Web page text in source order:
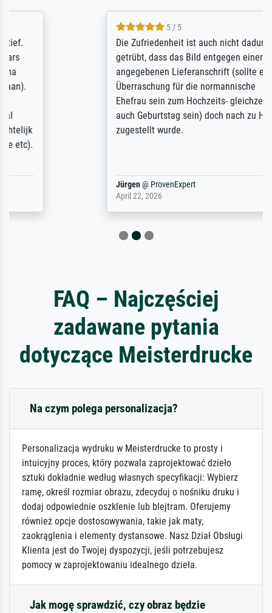
Die Zufriedenheit ist auch nicht dadurch
getrübt, dass das Bild entgegen einer
angegebenen Lieferanschrift (sollte eine
Überraschung für die normannische
Ehefrau sein zum Hochzeits- gleichzeitig
auch Geburtstag sein) doch nach zu Hause
zugestellt wurde.
ProvenExpert
FAQ – Najczęściej
zadawane pytania
dotyczące Meisterdrucke
Na czym polega personalizacja?
Personalizacja wydruku w Meisterdrucke to prosty i
intuicyjny proces, który pozwala zaprojektować dzieło
sztuki dokładnie według własnych specyfikacji: Wybierz
ramę, określ rozmiar obrazu, zdecyduj o nośniku druku i
dodaj odpowiednie oszklenie lub blejtram. Oferujemy
również opcje dostosowywania, takie jak maty,
zaokrąglenia i elementy dystansowe. Nasz Dział Obsługi
Klienta jest do Twojej dyspozycji, jeśli potrzebujesz
pomocy w zaprojektowaniu idealnego dzieła.
Jak mogę sprawdzić, czy obraz będzie